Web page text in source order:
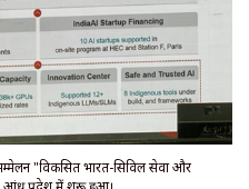
सम्मेलन "विकसित भारत-सिविल सेवा और